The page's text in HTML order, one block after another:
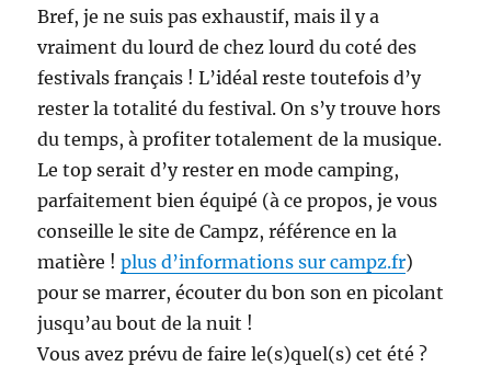
Bref, je ne suis pas exhaustif, mais il y a
vraiment du lourd de chez lourd du coté des
festivals français ! L’idéal reste toutefois d’y
rester la totalité du festival. On s’y trouve hors
du temps, à profiter totalement de la musique.
Le top serait d’y rester en mode camping,
parfaitement bien équipé (à ce propos, je vous
conseille le site de Campz, référence en la
matière !plus d’informations sur campz.fr)
pour se marrer, écouter du bon son en picolant
jusqu’au bout de la nuit !
Vous avez prévu de faire le(s)quel(s) cet été ?